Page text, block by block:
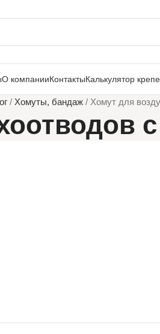
О компанииКонтактыКалькулятор
/ Хомуты, бандаж/ Хомут для